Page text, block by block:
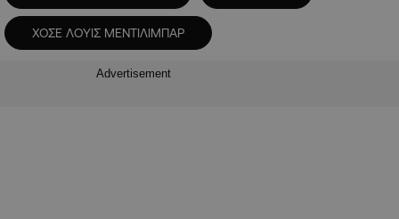
ΧΟΣΕ ΛΟΥΙΣ ΜΕΝΤΙΛΙΜΠΑΡ
Advertisement